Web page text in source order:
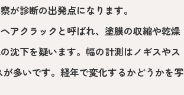
が診断の出発点になります。
アクラックと呼ばれ、塗膜の収縮や乾燥
沈下を疑います。幅の計測はノギスやス
多いです。経年で変化するかどうかを写